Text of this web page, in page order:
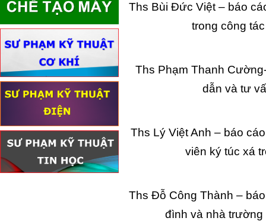
Ths Bùi Đức Việt – báo
trong công
Ths Phạm Thanh
dẫn và tư
Ths Lý Việt Anh – báo
viên ký túc xá
Ths Đỗ Công Thành –
đình và nhà trường